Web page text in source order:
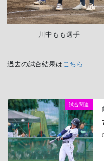
川中もも選手
過去の試合結果はこちら
試合関連